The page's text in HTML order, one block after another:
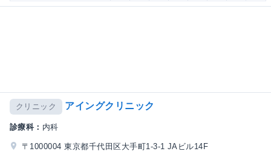
クリニック アイングクリニック
診療科： 内科
〒1000004 東京都千代田区大手町1-3-1 JAビル14F